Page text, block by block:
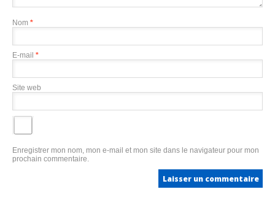
Nom *
E-mail *
Site web
Enregistrer mon nom, mon e-mail et mon site dans le navigateur pour mon
prochain commentaire.